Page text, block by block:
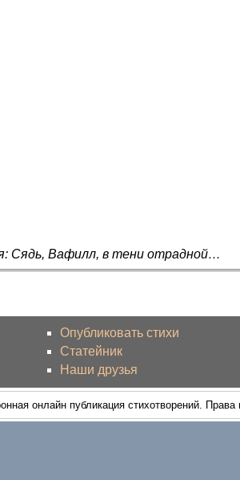
Сядь, Вафилл, в тени отрадной…
Опубликовать стихи
Статейник
Наши друзья
онлайн публикация стихотворений.